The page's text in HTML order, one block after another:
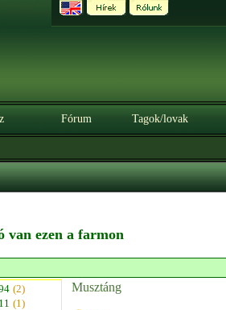
Fórum Tagok/lovak
van ezen a farmon
(2)
(1)
Musztáng